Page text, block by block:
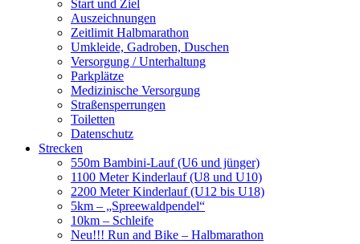
Start und Ziel
Auszeichnungen
Zeitlimit Halbmarathon
Umkleide, Gadroben, Duschen
Versorgung / Unterhaltung
Parkplätze
Medizinische Versorgung
Straßensperrungen
Toiletten
Datenschutz
Strecken
550m Bambini-Lauf (U6 und jünger)
1100 Meter Kinderlauf (U8 und U10)
2200 Meter Kinderlauf (U12 bis U18)
5km – „Spreewaldpendel“
10km – Schleife
Neu!!! Run and Bike – Halbmarathon